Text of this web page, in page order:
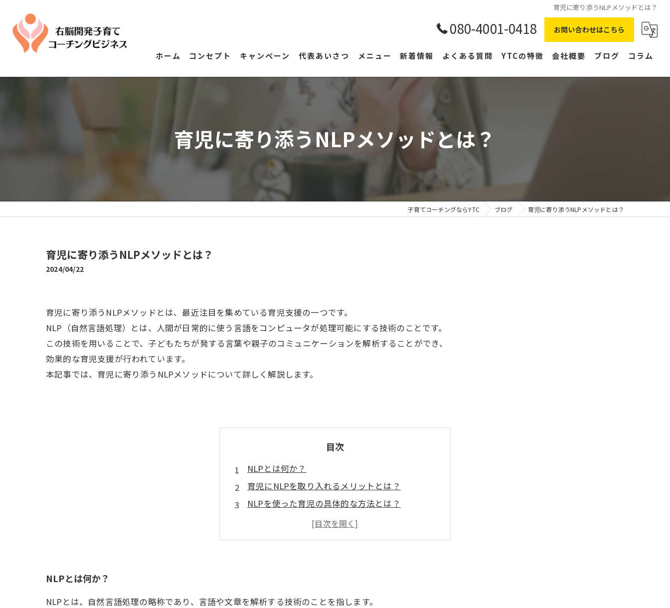
育児に寄り添うNLPメソッドとは？
080-4001-0418 お問い合わせはこちら
ホーム コンセプト キャンペーン 代表あいさつ メニュー 新着情報 よくある質問 YTCの特徴
右脳
会社概要 ブログ コラム
育児に寄り添うNLPメソッドとは？
子育てコーチングならYTC ブログ 育児に寄り添うNLPメソッドとは？
育児に寄り添うNLPメソッドとは？
2024/04/22
育児に寄り添うNLPメソッドとは、最近注目を集めている育児支援の一つです。
NLP（自然言語処理）とは、人間が日常的に使う言語をコンピュータが処理可能にする技術のことです。
この技術を用いることで、子どもたちが発する言葉や親子のコミュニケーションを解析することができ、
効果的な育児支援が行われています。
本記事では、育児に寄り添うNLPメソッドについて詳しく解説します。
目次
NLPとは何か？
育児にNLPを取り入れるメリットとは？
NLPを使った育児の具体的な方法とは？
NLPを取り入れた育児の成功事例
NLPを使った育児の注意点とは？
NLPとは何か？
NLPとは、自然言語処理の略称であり、言語や文章を解析する技術のことを指します。